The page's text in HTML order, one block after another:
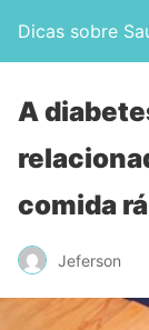
Dicas sobre
A
comida
Jeferson